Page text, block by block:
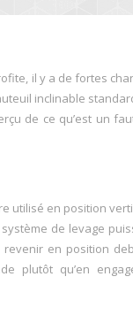
il y a de fortes
inclinable
de ce qu’est un
utilisé en position
de levage
en position
plutôt qu’en